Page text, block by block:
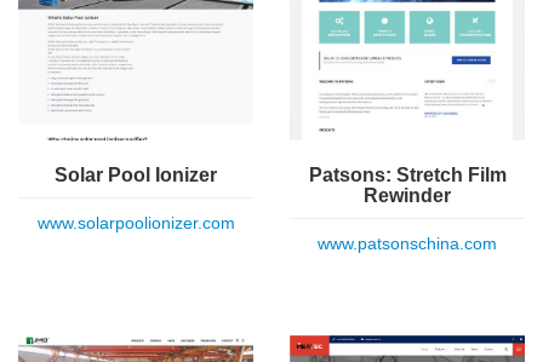
Solar Pool Ionizer
www.solarpoolionizer.com
Patsons: Stretch Film
Rewinder
www.patsonschina.com